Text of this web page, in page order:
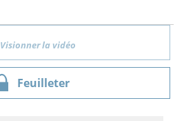
Visionner la vidéo
Feuilleter